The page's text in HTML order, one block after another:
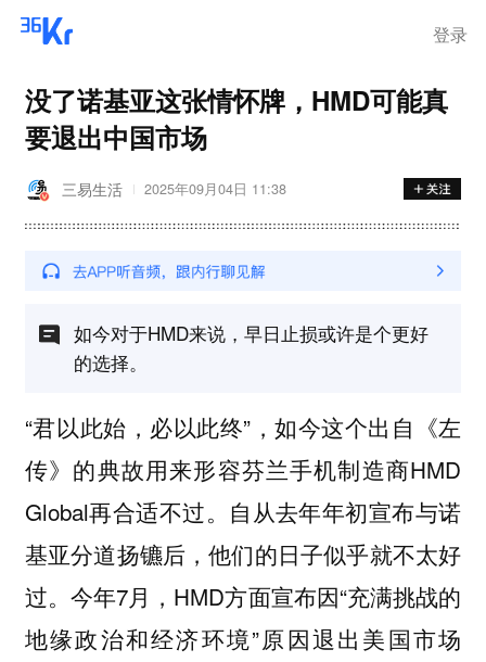
登录
没了诺基亚这张情怀牌，HMD可能真
要退出中国市场
三易生活 2025年09月04日 11:38
如今对于HMD来说，早日止损或许是个更好
的选择。
“君以此始，必以此终”，如今这个出自《左
传》的典故用来形容芬兰手机制造商HMD
Global再合适不过。自从去年年初宣布与诺
基亚分道扬镳后，他们的日子似乎就不太好
过。今年7月，HMD方面宣布因“充满挑战的
地缘政治和经济环境”原因退出美国市场